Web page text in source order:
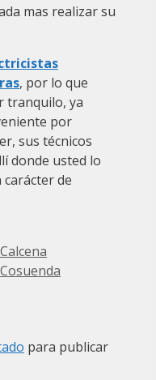
mas realizar su
, por lo que
tranquilo, ya
por
sus técnicos
donde usted lo
de
para publicar